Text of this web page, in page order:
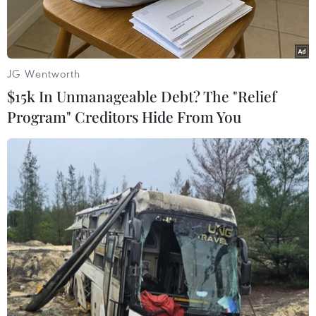
Tổng thống Nga Vladimir Putin (thứ 2 phải) , Bộ trưởng Quốc
phòng Nga (giữa), Tư lệnh Hải quân Nga, Đô đốc Vladimir
Korolev (phải) tại lễ kỷ niệm Ngày Hải quân Nga ở Saint
Petersburg, ngày 29/7/2018. (Nguồn: AFP/TTXVN)
Theo phóng viên TTXVN tại Moskva, ngày 26/12,
Tư lệnh Hải quân Nga, Đô đốc Vladimir Korolev
JG Wentworth
$15k In Unmanageable Debt? The "Relief
Program" Creditors Hide From You